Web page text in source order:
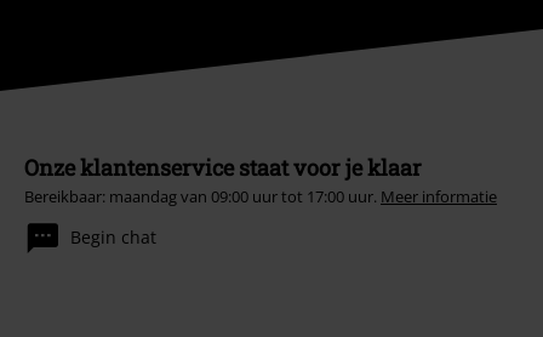
Onze klantenservice staat voor je klaar
Bereikbaar: maandag van 09:00 uur tot 17:00 uur. Meer informatie
Begin chat